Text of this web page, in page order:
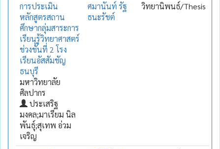
การประเมิน
หลักสูตรสถาน
ศึกษากลุ่มสาระการ
เรียนรู้วิทยาศาสตร์
ช่วงชั้นที่ 2 โรง
เรียนอัสสัมชัญ
ธนบุรี
มหาวิทยาลัย
ศิลปากร
ประเสริฐ
มงคล;มาเรียม นิล
พันธุ์;สุเทพ อ่วม
เจริญ
ศมานันท์ รัฐ
ธนะรัชต์
วิทยานิพนธ์/Thesis